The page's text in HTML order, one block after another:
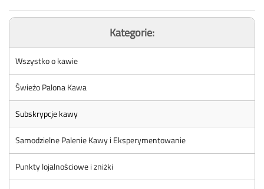
Kategorie:
Wszystko o kawie
Świeżo Palona Kawa
Subskrypcje kawy
Samodzielne Palenie Kawy i Eksperymentowanie
Punkty lojalnościowe i zniżki